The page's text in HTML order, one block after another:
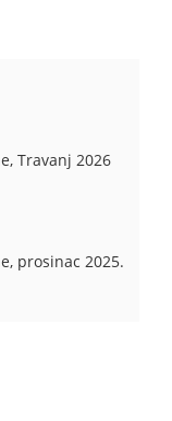
Travanj 2026
prosinac 2025.